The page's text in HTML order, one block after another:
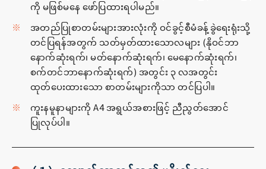
ကို မဖြစ်မနေ ဖော်ပြထားရပါမည်။
အတည်ပြုစာတမ်းများအားလုံးကို ဝင်ခွင့်စီမံခန့်ခွဲရေးရုံးသို့
တင်ပြရန်အတွက် သတ်မှတ်ထားသောလများ (နိုဝင်ဘာ
နောက်ဆုံးရက်၊ မတ်နောက်ဆုံးရက်၊ မေနောက်ဆုံးရက်၊
စက်တင်ဘာနောက်ဆုံးရက်) အတွင်း ၃ လအတွင်း
ထုတ်ပေးထားသော စာတမ်းများကိုသာ တင်ပြပါ။
ကူးနမူနာများကို A4 အရွယ်အစားဖြင့် ညီညွတ်အောင်
ပြုလုပ်ပါ။